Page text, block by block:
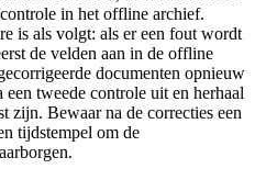
in het offline archief.
is als volgt: als er een fout wordt
de velden aan in de offline
documenten opnieuw
een tweede controle uit en herhaal
zijn. Bewaar na de correcties een
tijdstempel om de